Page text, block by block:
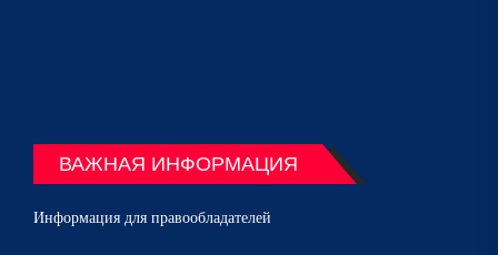
ВАЖНАЯ ИНФОРМАЦИЯ
Информация для правообладателей